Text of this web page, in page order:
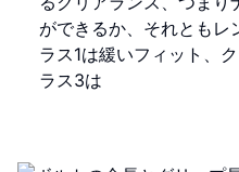
ができるか、それともレ
ラス1は緩いフィット、
ラス3は